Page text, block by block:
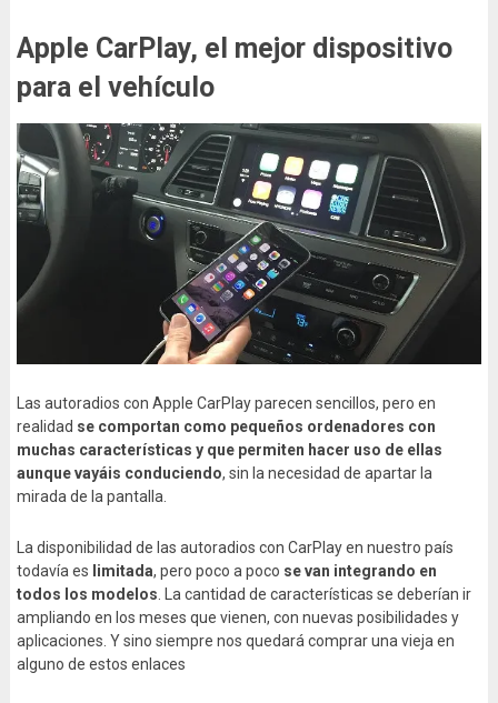
Apple CarPlay, el mejor dispositivo
para el vehículo
Las autoradios con Apple CarPlay parecen sencillos, pero en
realidad se comportan como pequeños ordenadores con
muchas características y que permiten hacer uso de ellas
aunque vayáis conduciendo, sin la necesidad de apartar la
mirada de la pantalla.
La disponibilidad de las autoradios con CarPlay en nuestro país
todavía es limitada, pero poco a poco se van integrando en
todos los modelos. La cantidad de características se deberían ir
ampliando en los meses que vienen, con nuevas posibilidades y
aplicaciones. Y sino siempre nos quedará comprar una vieja en
alguno de estos enlaces